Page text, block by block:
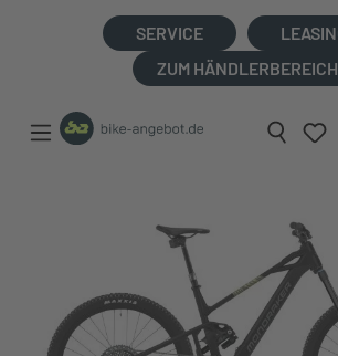
SERVICE
ZUM HÄNDLERBEREICH
Bildergalerie überspringen